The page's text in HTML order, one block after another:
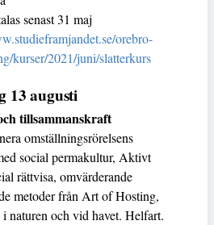
senast 31 maj
orebro-
kurser/2021/juni/slatterkurs
13 augusti
tillsammanskraft
omställningsrörelsens
social permakultur, Aktivt
rättvisa, omvärderande
metoder från Art of Hosting,
naturen och vid havet. Helfart.